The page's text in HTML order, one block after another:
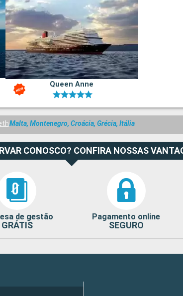
Queen Anne
Malta, Montenegro, Croácia, Grécia, Itália
CONOSCO? CONFIRA NOSSAS
de gestão
GRÁTIS
Pagamento online
SEGURO